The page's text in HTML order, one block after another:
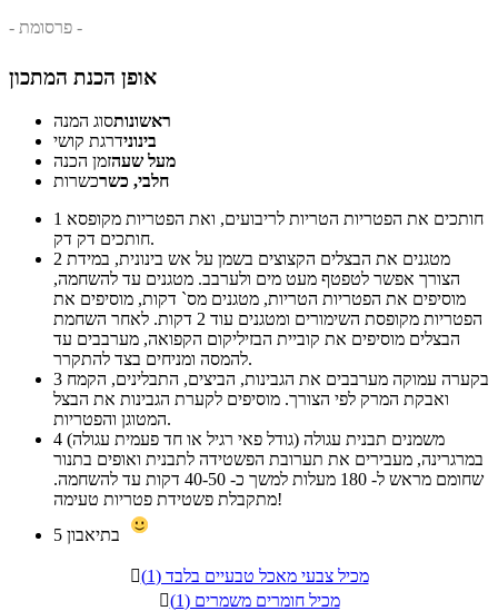
- פרסומת -
אופן הכנת המתכון
ראשונותסוג המנה
בינונידרגת קושי
מעל שעהזמן הכנה
חלבי, כשרכשרות
1
חותכים דק דק.
2
הצורך אפשר לטפטף מעט מים ולערבב. מטגנים עד להשחמה,
מוסיפים את הפטריות הטריות, מטגנים מס` דקות, מוסיפים את
הפטריות מקופסת השימורים ומטגנים עוד 2 דקות. לאחר השחמת
הבצלים מוסיפים את קוביית הבזיליקום הקפואה, מערבבים עד
להמסה ומניחים בצד להתקרר.
3
ואבקת המרק לפי הצורך. מוסיפים לקערת הגבינות את הבצל
המטוגן והפטריות.
4
במרגרינה, מעבירים את תערובת הפשטידה לתבנית ואופים בתנור
שחומם מראש ל- 180 מעלות למשך כ- 40-50 דקות עד להשחמה.
מתקבלת פשטידת פטריות טעימה!
5

מכיל צבעי מאכל טבעיים בלבד (1)

מכיל חומרים משמרים (1)